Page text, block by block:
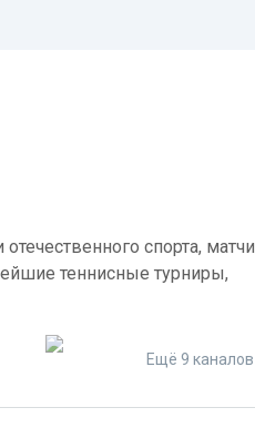
спорта, матчи
теннисные турниры,
Ещё 9 каналов